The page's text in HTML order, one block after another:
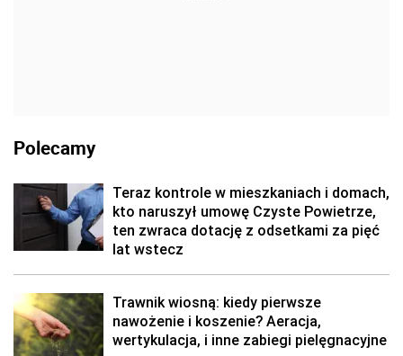
Polecamy
Teraz kontrole w mieszkaniach i domach,
kto naruszył umowę Czyste Powietrze,
ten zwraca dotację z odsetkami za pięć
lat wstecz
Trawnik wiosną: kiedy pierwsze
nawożenie i koszenie? Aeracja,
wertykulacja, i inne zabiegi pielęgnacyjne